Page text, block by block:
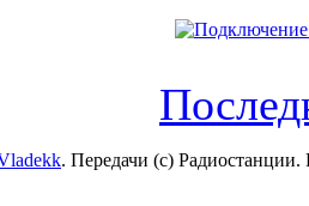
. Передачи (с)